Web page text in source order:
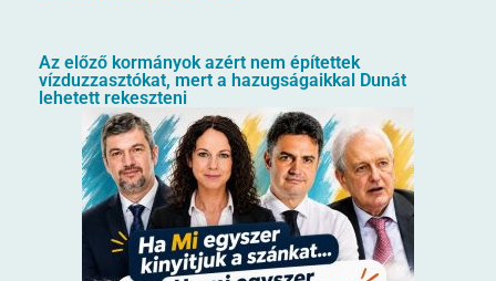
Az előző kormányok azért nem építettek
vízduzzasztókat, mert a hazugságaikkal Dunát
lehetett rekeszteni